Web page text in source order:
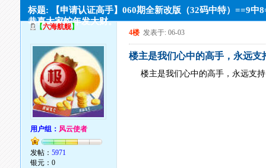
标题: 【申请认证高手】060期全新改版（32码中特）==9中
恭喜大家蛇年发大财。
【六海航舰】
用户组： 风云使者
发帖：5971
银元：0
4楼 发表于: 06-03
楼主是我们心中的高手，永远支
楼主是我们心中的高手，永远支